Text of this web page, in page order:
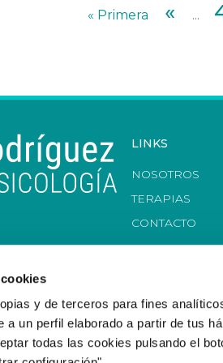
y de terceros para fines
a un perfil elaborado a partir de tus
todas las cookies pulsando el
« Primera « ...
LINKS
NOSOTROS
TERAPIAS
CONTACTO